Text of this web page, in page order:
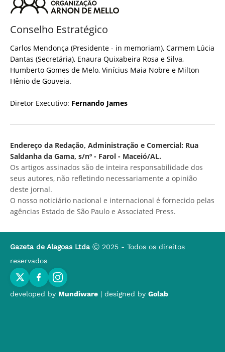
Conselho Estratégico
Carlos Mendonça (Presidente - in memoriam), Carmem Lúcia
Dantas (Secretária), Enaura Quixabeira Rosa e Silva,
Humberto Gomes de Melo, Vinícius Maia Nobre e Milton
Hênio de Gouveia.
Diretor Executivo: Fernando James
Endereço da Redação, Administração e Comercial: Rua
Saldanha da Gama, s/nº - Farol - Maceió/AL.
Os artigos assinados são de inteira responsabilidade dos
seus autores, não refletindo necessariamente a opinião
deste jornal.
O nosso noticiário nacional e internacional é fornecido pelas
agências Estado de São Paulo e Associated Press.
Gazeta de Alagoas Ltda Ⓒ 2025 - Todos os direitos
reservados
developed by Mundiware | designed by Golab